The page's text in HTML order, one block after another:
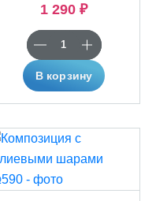
1 290 ₽
В корзину